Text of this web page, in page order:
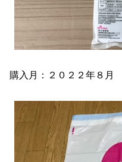
購入月：２０２２年８月